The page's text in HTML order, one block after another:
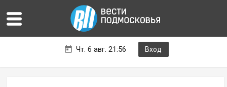
Чт. 6 авг. 21:56 Вход